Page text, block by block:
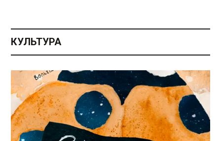
КУЛЬТУРА